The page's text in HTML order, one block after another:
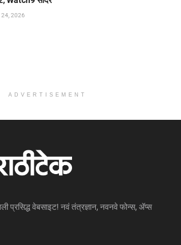
24, 2026
ADVERTISEMENT
प्रसिद्ध वेबसाइट! नवं तंत्रज्ञान, नवनवे फोन्स, ॲप्स